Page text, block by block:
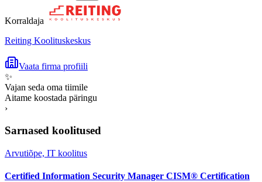
Korraldaja
Reiting Koolituskeskus
Vaata firma profiili
✨
Vajan seda oma tiimile
Aitame koostada päringu
›
Sarnased koolitused
Arvutiõpe, IT koolitus
Certified Information Security Manager CISM® Certification